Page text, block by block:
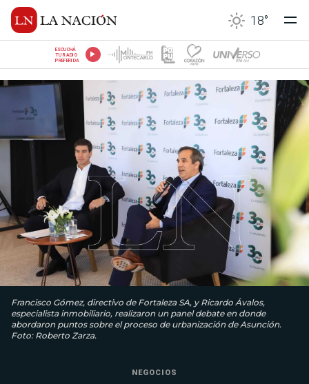
18°
ESCUCHÁ
TU RADIO
PREFERIDA
Francisco Gómez, directivo de Fortaleza SA, y Ricardo Ávalos,
especialista inmobiliario, realizaron un panel debate en donde
abordaron puntos sobre el proceso de urbanización de Asunción.
Foto: Roberto Zarza.
NEGOCIOS